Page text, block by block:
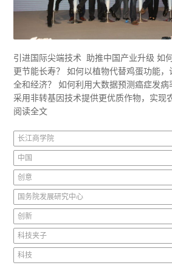
引进国际尖端技术 助推中国产业升级 如
更节能长寿？ 如何以植物代替鸡蛋功能
全和经济？ 如何利用大数据预测癌症发
采用非转基因技术提供更优质作物，实现
阅读全文
长江商学院
中国
创意
国务院发展研究中心
创新
科技夹子
科技